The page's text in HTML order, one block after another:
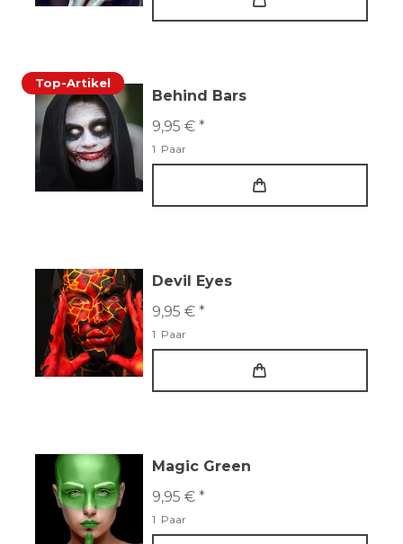
Top-Artikel
Behind Bars
9,95 € *
1 Paar
Devil Eyes
9,95 € *
1 Paar
Magic Green
9,95 € *
1 Paar